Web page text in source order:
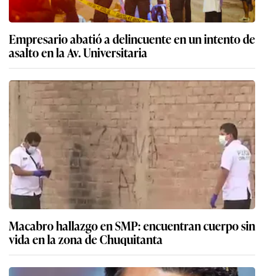
Empresario abatió a delincuente en un intento de
asalto en la Av. Universitaria
Macabro hallazgo en SMP: encuentran cuerpo sin
vida en la zona de Chuquitanta